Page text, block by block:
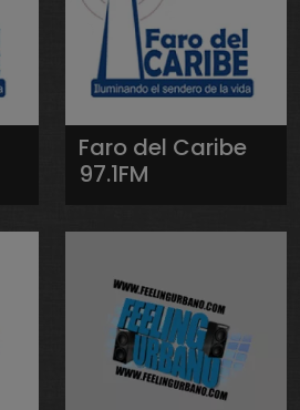
Faro del Caribe
97.1FM